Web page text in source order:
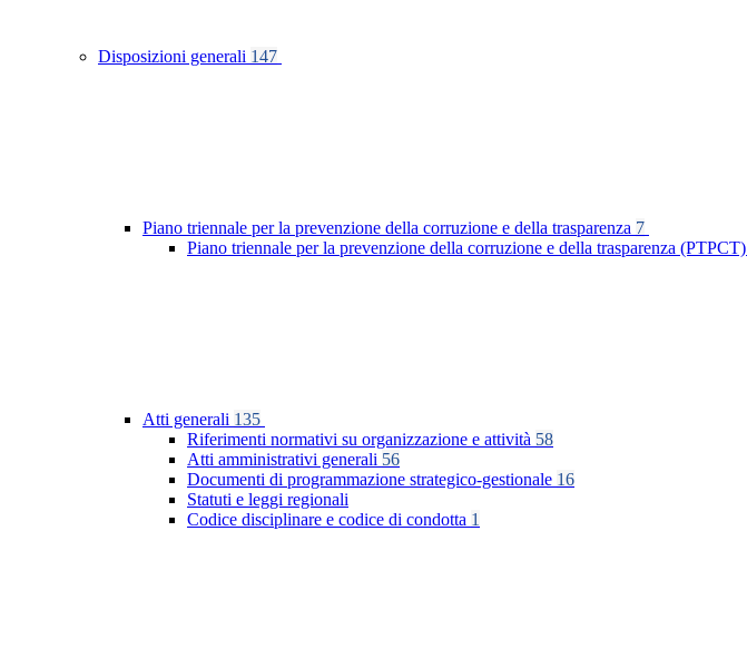
Disposizioni generali 147
Piano triennale per la prevenzione della corruzione e della trasparenza 7
Piano triennale per la prevenzione della corruzione e della trasparenza (PTPCT)
Atti generali 135
Riferimenti normativi su organizzazione e attività 58
Atti amministrativi generali 56
Documenti di programmazione strategico-gestionale 16
Statuti e leggi regionali
Codice disciplinare e codice di condotta 1